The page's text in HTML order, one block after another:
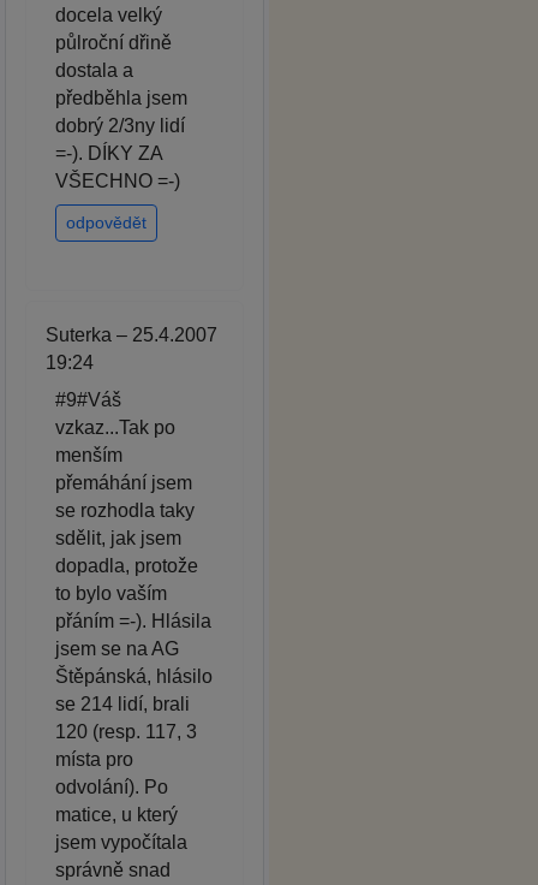
docela velký
půlroční dřině
dostala a
předběhla jsem
dobrý 2/3ny lidí
=-). DÍKY ZA
VŠECHNO =-)
odpovědět
Suterka – 25.4.2007
19:24
#9#Váš
vzkaz...Tak po
menším
přemáhání jsem
se rozhodla taky
sdělit, jak jsem
dopadla, protože
to bylo vaším
přáním =-). Hlásila
jsem se na AG
Štěpánská, hlásilo
se 214 lidí, brali
120 (resp. 117, 3
místa pro
odvolání). Po
matice, u který
jsem vypočítala
správně snad